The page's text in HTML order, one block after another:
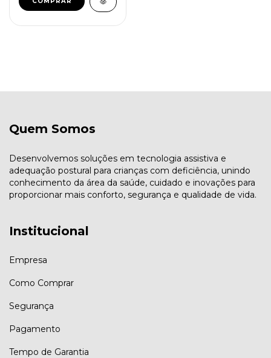
Quem Somos
Desenvolvemos soluções em tecnologia assistiva e
adequação postural para crianças com deficiência, unindo
conhecimento da área da saúde, cuidado e inovações para
proporcionar mais conforto, segurança e qualidade de vida.
Institucional
Empresa
Como Comprar
Segurança
Pagamento
Tempo de Garantia